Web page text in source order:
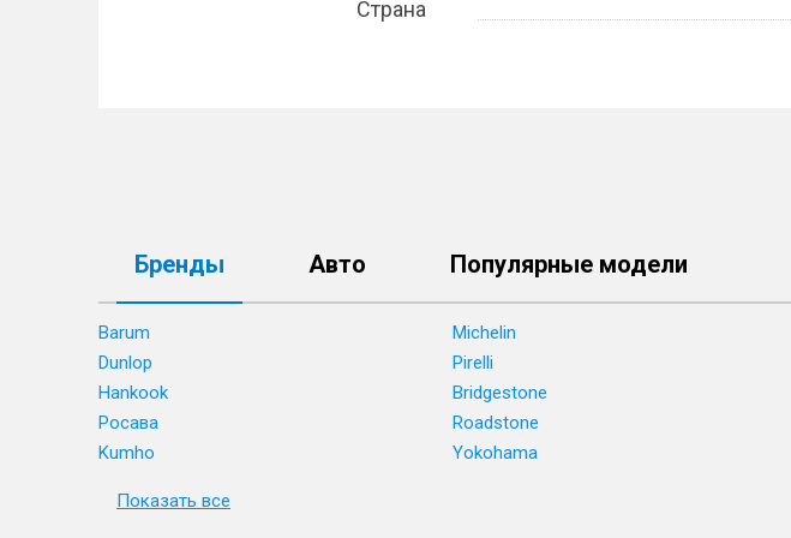
Страна
Бренды Авто Популярные модели
Barum Michelin
Dunlop
Pirelli
Hankook
Bridgestone
Росава
Roadstone
Kumho
Yokohama
Показать все